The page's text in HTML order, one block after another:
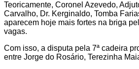
Teoricamente, Coronel Azevedo,
Carvalho, Dr. Kerginaldo, Tomba
aparecem hoje mais fortes na briga
vagas.
Com isso, a disputa pela 7ª cadeira
entre Jorge do Rosário, Terezinha